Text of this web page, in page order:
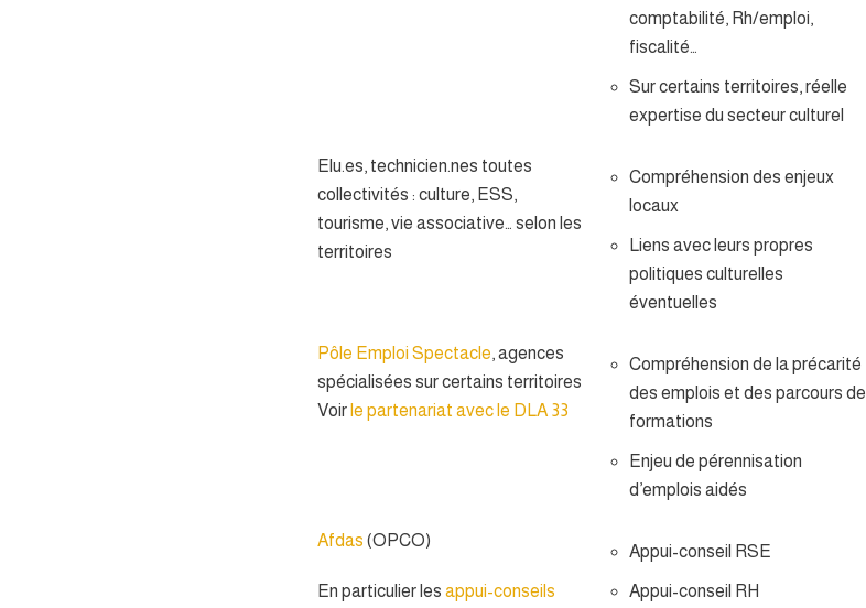
comptabilité, Rh/emploi,
fiscalité…
Sur certains territoires, réelle
expertise du secteur culturel
Elu.es, technicien.nes toutes
collectivités : culture, ESS,
tourisme, vie associative… selon les
territoires
Compréhension des enjeux
locaux
Liens avec leurs propres
politiques culturelles
éventuelles
Pôle Emploi Spectacle, agences
spécialisées sur certains territoires
Voir le partenariat avec le DLA 33
Compréhension de la précarité
des emplois et des parcours de
formations
Enjeu de pérennisation
d’emplois aidés
Afdas (OPCO)
En particulier lesappui-conseils
Appui-conseil RSE
Appui-conseil RH